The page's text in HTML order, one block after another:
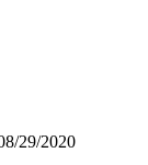
29/2020